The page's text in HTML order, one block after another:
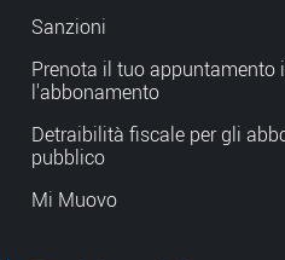
Sanzioni
Prenota il tuo appuntamento
l'abbonamento
Detraibilità fiscale per gli
pubblico
Mi Muovo